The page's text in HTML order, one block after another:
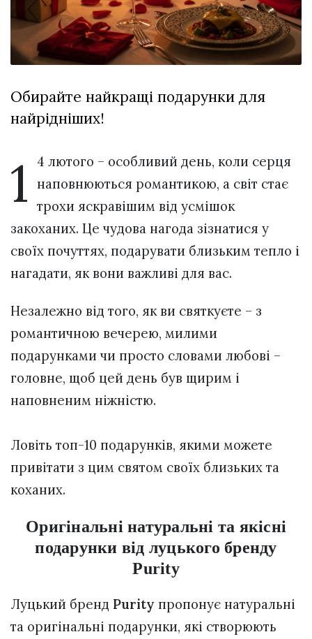
XIX
Спартакіада
VolWe...
29 Липня 2026
600 переглядів
Всі розділи
Персона
Лайф
ZONE 18+
Контакти
Політика конфіденційності
Обирайте найкращі подарунки для
найрідніших!
1
4 лютого – особливий день, коли серця
наповнюються романтикою, а світ стає
трохи яскравішим від усмішок
закоханих. Це чудова нагода зізнатися у
своїх почуттях, подарувати близьким тепло і
нагадати, як вони важливі для вас.
Незалежно від того, як ви святкуєте – з
романтичною вечерею, милими
подарунками чи просто словами любові –
головне, щоб цей день був щирим і
наповненим ніжністю.
Ловіть топ-10 подарунків, якими можете
привітати з цим святом своїх близьких та
коханих.
Оригінальні натуральні та якісні
подарунки від луцького бренду
Purity
Луцький бренд Purity пропонує натуральні
та оригінальні подарунки, які створюють